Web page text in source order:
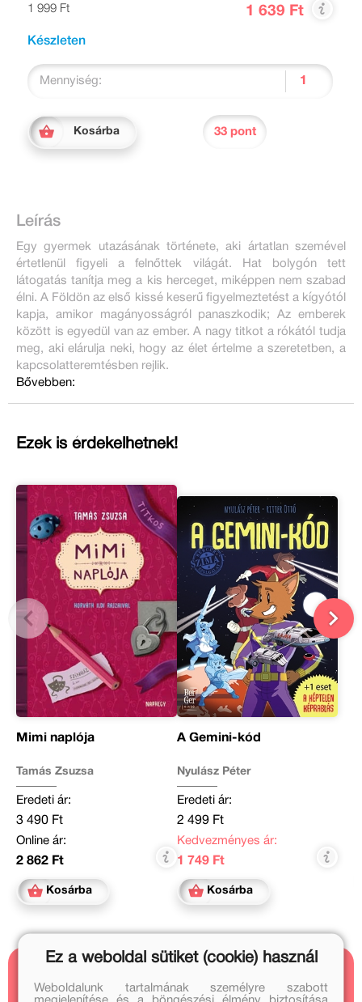
1 999 Ft
1 639 Ft
Készleten
Mennyiség:
Kosárba 33 pont
Leírás
Egy gyermek utazásának története, aki ártatlan szemével
értetlenül figyeli a felnőttek világát. Hat bolygón tett
látogatás tanítja meg a kis herceget, miképpen nem szabad
élni. A Földön az első kissé keserű figyelmeztetést a kígyótól
kapja, amikor magányosságról panaszkodik; Az emberek
között is egyedül van az ember. A nagy titkot a rókától tudja
meg, aki elárulja neki, hogy az élet értelme a szeretetben, a
kapcsolatteremtésben rejlik.
Bővebben:
Ezek is érdekelhetnek!
Mimi naplója
Tamás Zsuzsa
Eredeti ár:
3 490 Ft
Online ár:
2 862 Ft
Kosárba
A Gemini-kód
Nyulász Péter
Eredeti ár:
2 499 Ft
Kedvezményes ár:
1 749 Ft
Kosárba
Kapcsolódó cikkek
Ez a weboldal sütiket (cookie) használ
Weboldalunk tartalmának személyre szabott
megjelenítése és a böngészési élmény biztosítása